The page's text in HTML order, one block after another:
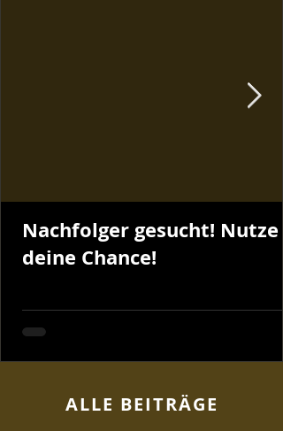
Nachfolger gesucht! Nutze
deine Chance!
ALLE BEITRÄGE